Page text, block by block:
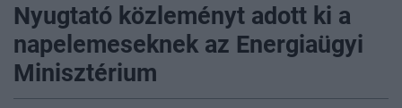
Nyugtató közleményt adott ki a
napelemeseknek az Energiaügyi
Minisztérium